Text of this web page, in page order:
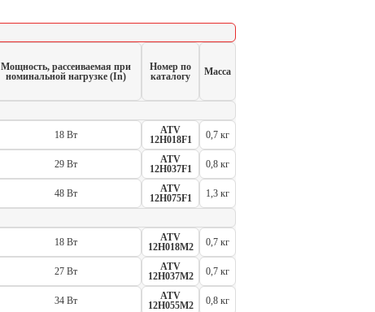
Мощность, рассеиваемая при
номинальной нагрузке (In)
Номер по
каталогу
Масса
18 Вт
ATV
12H018F1
0,7 кг
29 Вт
ATV
12H037F1
0,8 кг
48 Вт
ATV
12H075F1
1,3 кг
18 Вт
ATV
12H018M2
0,7 кг
27 Вт
ATV
12H037M2
0,7 кг
34 Вт
ATV
12H055M2
0,8 кг